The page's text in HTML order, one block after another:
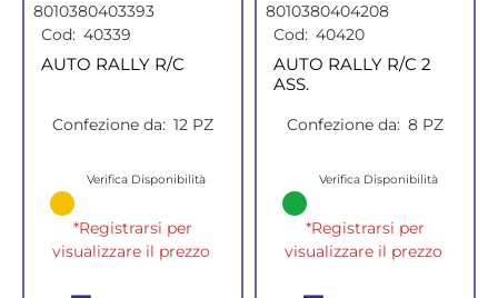
8010380403393
Cod: 40339
AUTO RALLY R/C
Confezione da: 12 PZ
Verifica Disponibilità
*Registrarsi per
visualizzare il prezzo
8010380404208
Cod: 40420
AUTO RALLY R/C 2
ASS.
Confezione da: 8 PZ
Verifica Disponibilità
*Registrarsi per
visualizzare il prezzo